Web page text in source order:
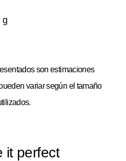
g
son estimaciones
variar según el tamaño
it perfect